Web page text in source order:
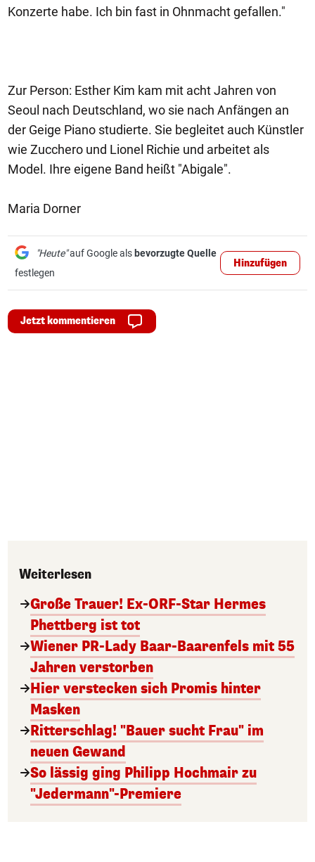
Konzerte habe. Ich bin fast in Ohnmacht gefallen."
Zur Person: Esther Kim kam mit acht Jahren von
Seoul nach Deutschland, wo sie nach Anfängen an
der Geige Piano studierte. Sie begleitet auch Künstler
wie Zucchero und Lionel Richie und arbeitet als
Model. Ihre eigene Band heißt "Abigale".
Maria Dorner
"Heute"auf Google als bevorzugte Quelle
festlegen
Hinzufügen
Jetzt kommentieren
Weiterlesen
Große Trauer! Ex-ORF-Star Hermes
Phettberg ist tot
Wiener PR-Lady Baar-Baarenfels mit 55
Jahren verstorben
Hier verstecken sich Promis hinter
Masken
Ritterschlag! "Bauer sucht Frau" im
neuen Gewand
So lässig ging Philipp Hochmair zu
"Jedermann"-Premiere